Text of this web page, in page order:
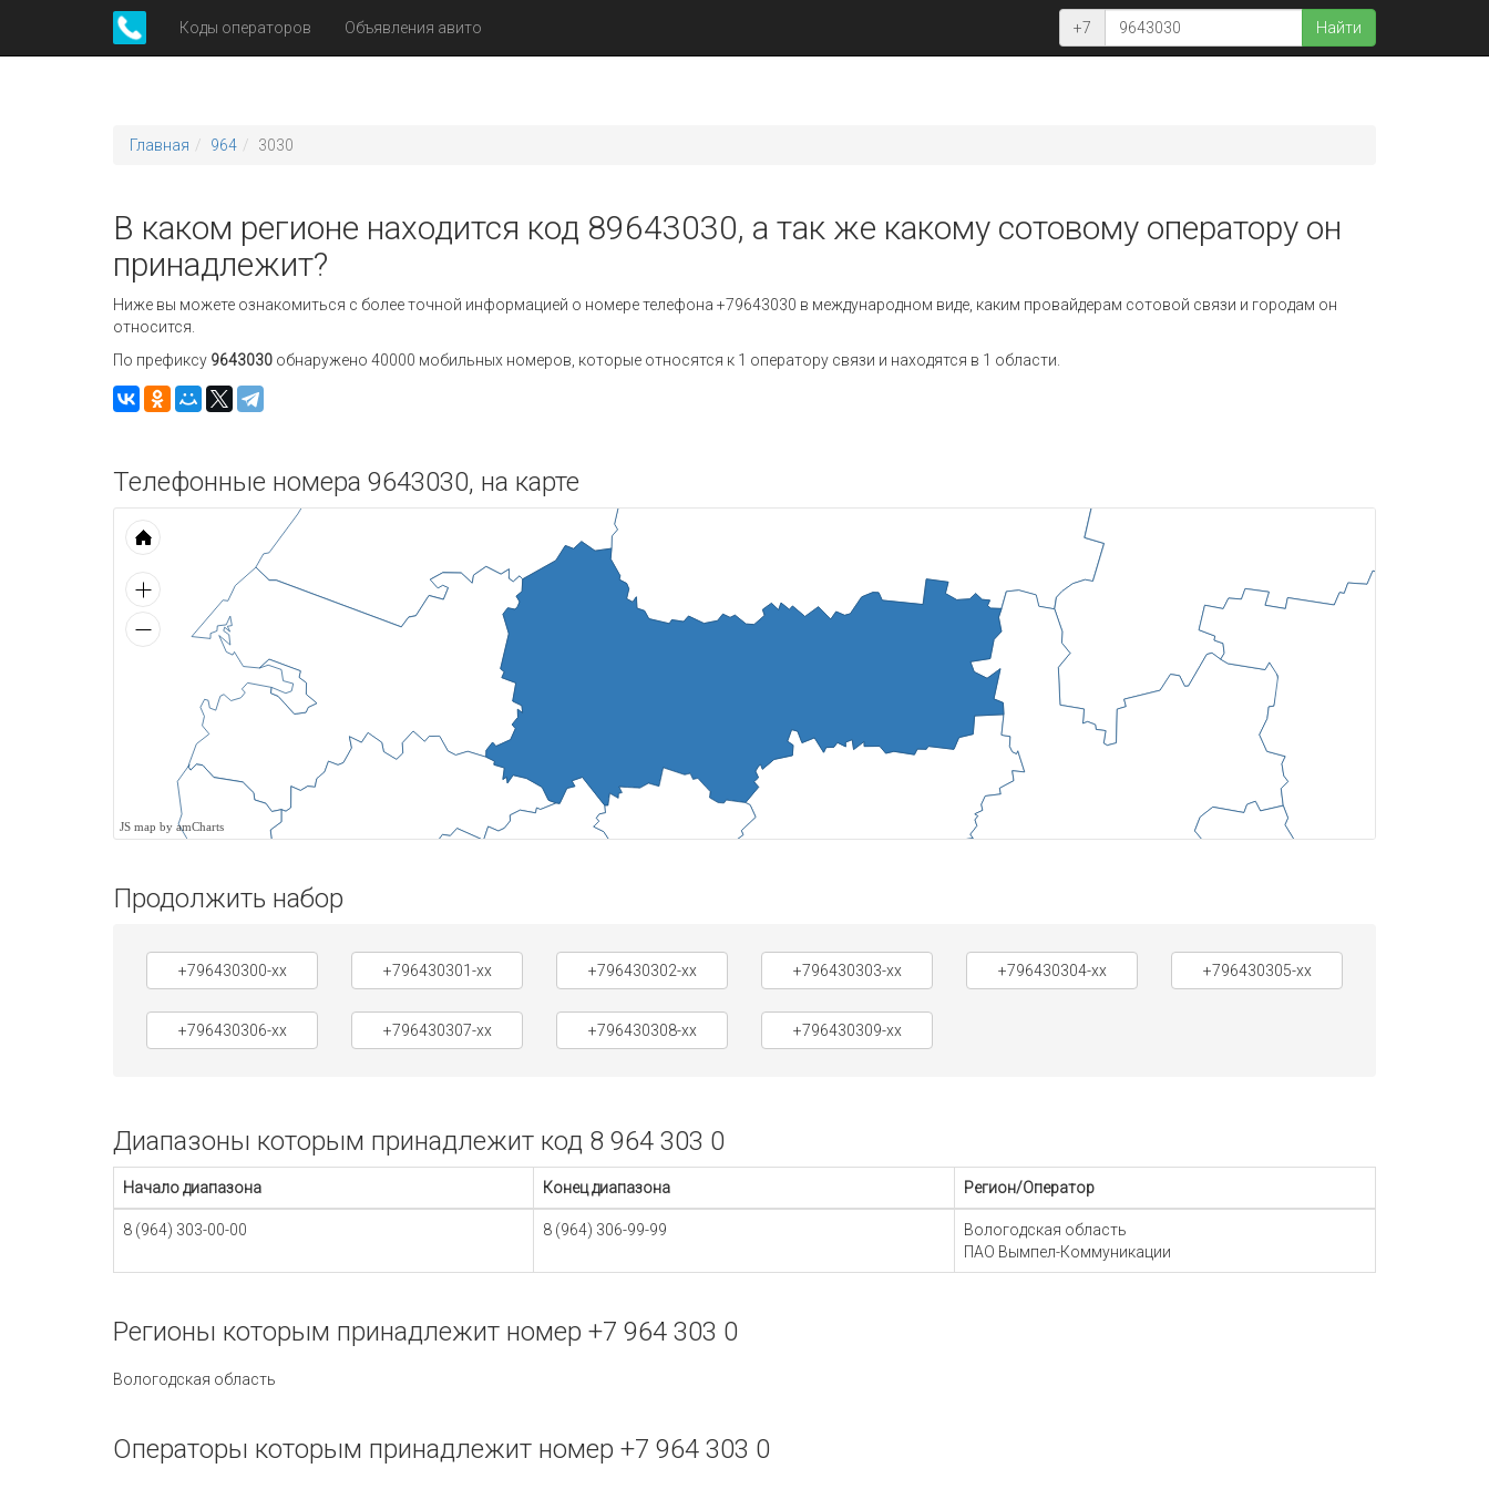
Коды операторов Объявления авито +7 Найти
Главная 964 3030
В каком регионе находится код 89643030, а так же какому сотовому оператору он
принадлежит?
Ниже вы можете ознакомиться с более точной информацией о номере телефона +79643030 в международном виде, каким провайдерам сотовой связи и городам он
относится.
По префиксу 9643030 обнаружено 40000 мобильных номеров, которые относятся к 1 оператору связи и находятся в 1 области.
Телефонные номера 9643030, на карте
JS map by amCharts
Продолжить набор
+796430300-xx +796430301-xx +796430302-xx +796430303-xx +796430304-xx +796430305-xx
+796430306-xx +796430307-xx +796430308-xx +796430309-xx
Диапазоны которым принадлежит код 8 964 303 0
Начало диапазона Конец диапазона Регион/Оператор
8 (964) 303-00-00 8 (964) 306-99-99
Вологодская область
ПАО Вымпел-Коммуникации
Регионы которым принадлежит номер +7 964 303 0
Вологодская область
Операторы которым принадлежит номер +7 964 303 0